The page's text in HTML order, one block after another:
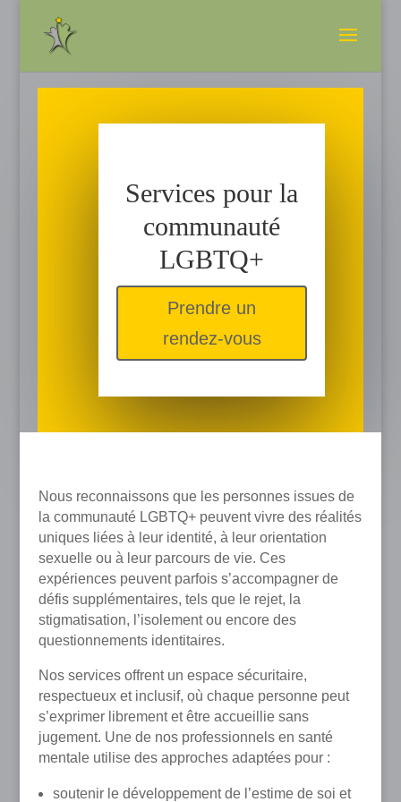
Services pour la
communauté
LGBTQ+
Prendre un
rendez-vous
Nous reconnaissons que les personnes issues de
la communauté LGBTQ+ peuvent vivre des réalités
uniques liées à leur identité, à leur orientation
sexuelle ou à leur parcours de vie. Ces
expériences peuvent parfois s’accompagner de
défis supplémentaires, tels que le rejet, la
stigmatisation, l’isolement ou encore des
questionnements identitaires.
Nos services offrent un espace sécuritaire,
respectueux et inclusif, où chaque personne peut
s’exprimer librement et être accueillie sans
jugement. Une de nos professionnels en santé
mentale utilise des approches adaptées pour :
soutenir le développement de l’estime de soi et